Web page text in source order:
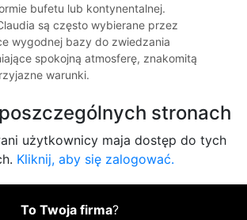
bufetu lub kontynentalnej.
są często wybierane przez
wygodnej bazy do zwiedzania
spokojną atmosferę, znakomitą
warunki.
stronach
użytkownicy maja dostęp do tych
Kliknij, aby się zalogować.
To Twoja firma?